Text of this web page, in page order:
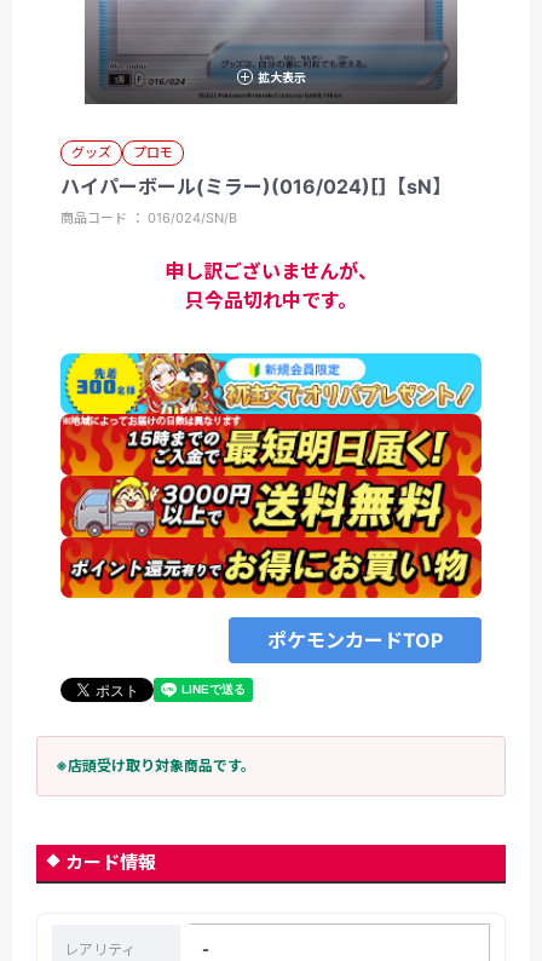
拡大表示
グッズ プロモ
ハイパーボール(ミラー)(016/024)[]【sN】
商品コード ： 016/024/SN/B
申し訳ございませんが、
只今品切れ中です。
ポケモンカードTOP
※店頭受け取り対象商品です。
カード情報
レアリティ -